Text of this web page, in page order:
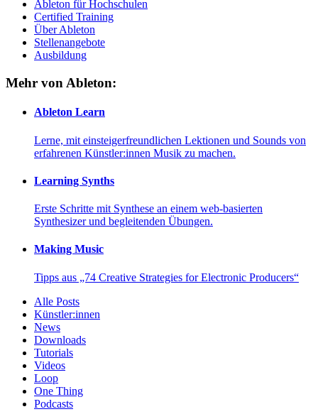
Ableton für Hochschulen
Certified Training
Über Ableton
Stellenangebote
Ausbildung
Mehr von Ableton:
Ableton Learn
Lerne, mit einsteigerfreundlichen Lektionen und Sounds von
erfahrenen Künstler:innen Musik zu machen.
Learning Synths
Erste Schritte mit Synthese an einem web-basierten
Synthesizer und begleitenden Übungen.
Making Music
Tipps aus „74 Creative Strategies for Electronic Producers“
Alle Posts
Künstler:innen
News
Downloads
Tutorials
Videos
Loop
One Thing
Podcasts